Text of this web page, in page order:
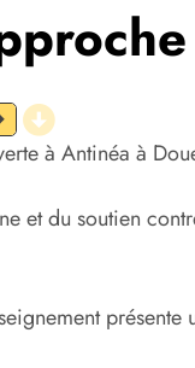
d
à Antinéa à
et du soutien